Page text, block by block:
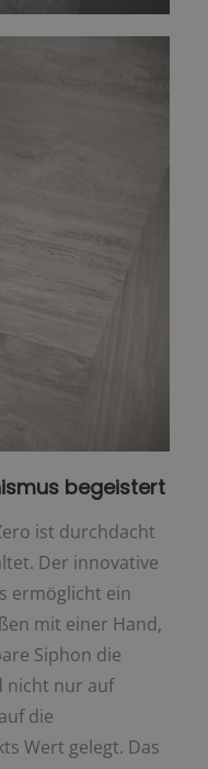
begeistert
ist durchdacht
Der innovative
ermöglicht ein
mit einer Hand,
Siphon die
nicht nur auf
die
Wert gelegt. Das